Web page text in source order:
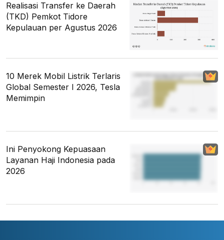
Realisasi Transfer ke Daerah
(TKD) Pemkot Tidore
Kepulauan per Agustus 2026
10 Merek Mobil Listrik Terlaris
Global Semester I 2026, Tesla
Memimpin
Ini Penyokong Kepuasaan
Layanan Haji Indonesia pada
2026